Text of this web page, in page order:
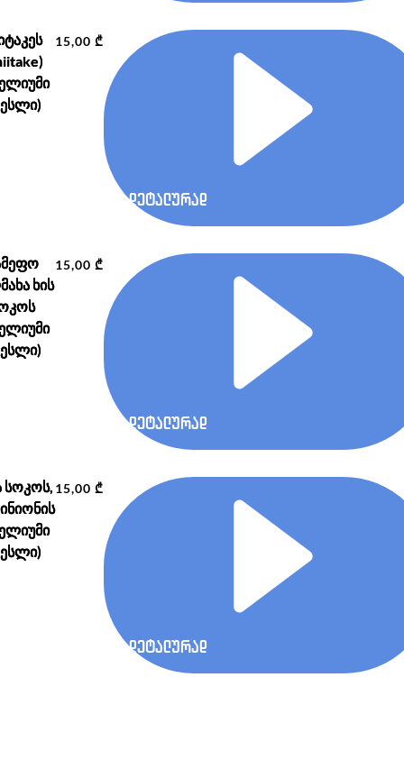
15,00 ₾
დეტალურად
ხის
15,00 ₾
დეტალურად
სოკოს, 15,00 ₾
დეტალურად